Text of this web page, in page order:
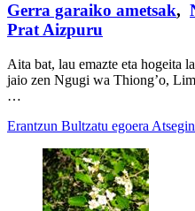
Gerra garaiko ametsak,
Prat Aizpuru
Aita bat, lau emazte eta hogeita
jaio zen Ngugi wa Thiong’o,
…
Erantzun Bultzatu egoera